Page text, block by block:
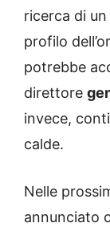
ricerca di
profilo
potrebbe
direttore
invece,
calde.
Nelle
annunciato